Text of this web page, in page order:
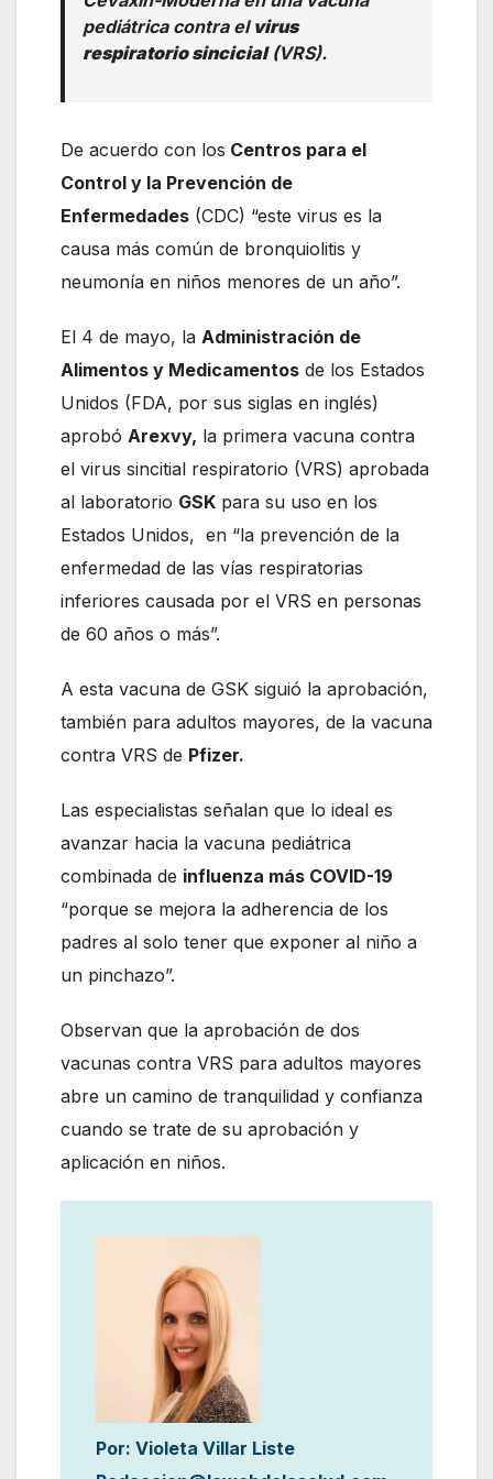
pediátrica contra el virus
respiratorio sincicial(VRS).
De acuerdo con los Centros para el
Control y la Prevención de
Enfermedades (CDC) “este virus es la
causa más común de bronquiolitis y
neumonía en niños menores de un año”.
El 4 de mayo, la Administración de
Alimentos y Medicamentos de los Estados
Unidos (FDA, por sus siglas en inglés)
aprobó Arexvy, la primera vacuna contra
el virus sincitial respiratorio (VRS) aprobada
al laboratorio GSK para su uso en los
Estados Unidos, en “la prevención de la
enfermedad de las vías respiratorias
inferiores causada por el VRS en personas
de 60 años o más”.
A esta vacuna de GSK siguió la aprobación,
también para adultos mayores, de la vacuna
contra VRS de Pfizer.
Las especialistas señalan que lo ideal es
avanzar hacia la vacuna pediátrica
combinada de influenza más COVID-19
“porque se mejora la adherencia de los
padres al solo tener que exponer al niño a
un pinchazo”.
Observan que la aprobación de dos
vacunas contra VRS para adultos mayores
abre un camino de tranquilidad y confianza
cuando se trate de su aprobación y
aplicación en niños.
Por: Violeta Villar Liste